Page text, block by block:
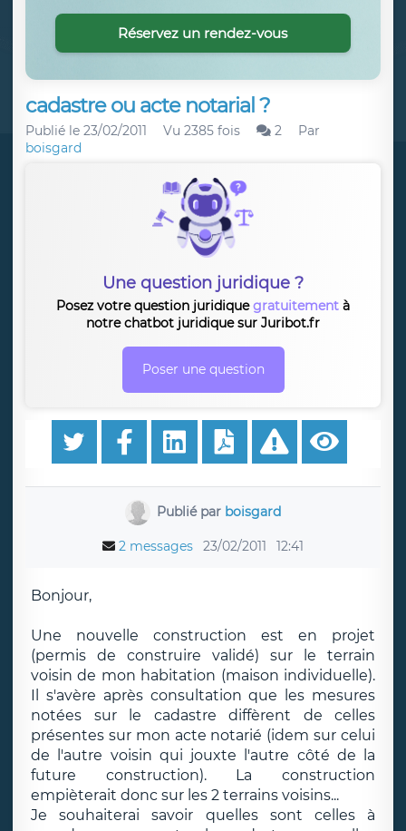
cadastre ou acte notarial ?
Publié le 23/02/2011 Vu 2385 fois 2
Par
boisgard
Une question juridique ?
Posez votre question juridiquegratuitement à
notre chatbot juridique sur Juribot.fr
Poser une question
Publié par boisgard
2 messages 23/02/2011 12:41
Bonjour,
Une nouvelle construction est en projet
(permis de construire validé) sur le terrain
voisin de mon habitation (maison individuelle).
Il s'avère après consultation que les mesures
notées sur le cadastre diffèrent de celles
présentes sur mon acte notarié (idem sur celui
de l'autre voisin qui jouxte l'autre côté de la
future construction). La construction
empièterait donc sur les 2 terrains voisins...
Je souhaiterai savoir quelles sont celles à
Réservez un rendez-vous